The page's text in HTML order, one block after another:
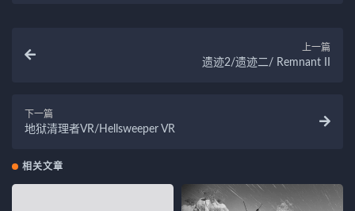
上一篇
遗迹2/遗迹二/ Remnant II
下一篇
地狱清理者VR/Hellsweeper VR
相关文章